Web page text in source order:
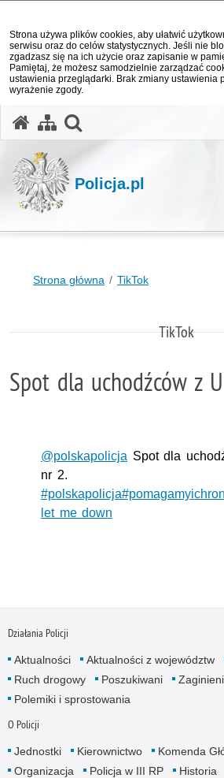
Strona używa plików cookies, aby ułatwić
serwisu oraz do celów statystycznych. Jeśli nie
zgadzasz się na ich użycie oraz zapisanie w
Pamiętaj, że możesz samodzielnie zarządzać
ustawienia przeglądarki. Brak zmiany ustawienia
wyrażenie zgody.
Policja.pl
Strona główna TikTok
TikTok
Spot dla uchodźców z
@polskapolicja Spot dla
nr 2.
#polskapolicja
let me down
Działania Policji
Aktualności Aktualności z województw
Ruch drogowy
Poszukiwani Zaginieni
Polemiki i sprostowania
O Policji
Jednostki Kierownictwo
Komenda
Organizacja
Policja w III RP Historia